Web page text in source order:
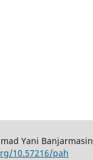
Yani Banjarmasin
10.57216/pah